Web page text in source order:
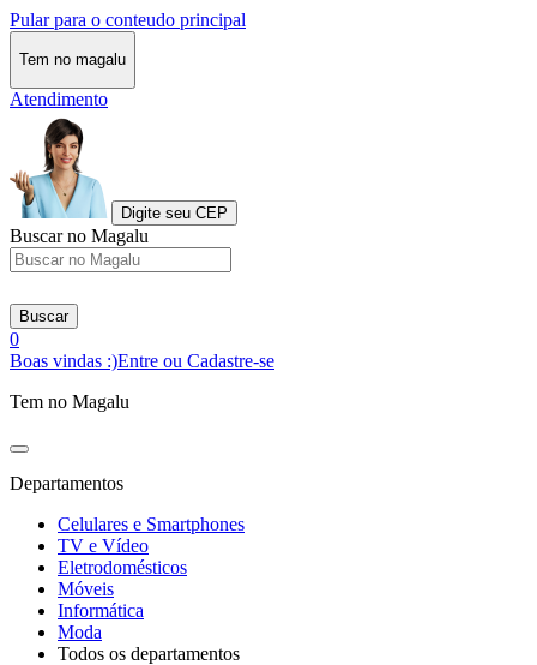
Pular para o conteudo principal
Tem no magalu
Atendimento
Digite seu CEP
Buscar no Magalu
Buscar
0
Boas vindas :)Entre ou Cadastre-se
Tem no Magalu
Departamentos
Celulares e Smartphones
TV e Vídeo
Eletrodomésticos
Móveis
Informática
Moda
Todos os departamentos